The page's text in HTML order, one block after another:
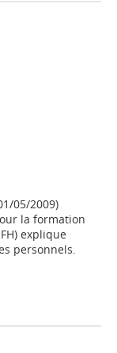
05/2009)
la formation
explique
personnels.